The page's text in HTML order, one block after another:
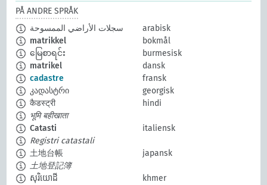
PÅ ANDRE SPRÅK
سجلات الأراضي الممسوحة
arabisk
matrikkel
bokmål
မြေစာရင်း
burmesisk
matrikel
dansk
cadastre
fransk
კადასტრი
georgisk
कैडस्ट्री
hindi
भूमि बहीखाता
Catasti
italiensk
Registri catastali
土地台帳
japansk
土地登記簿
សុរិយោដី
khmer